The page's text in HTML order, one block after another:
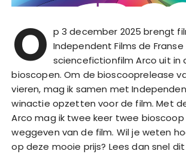
O p 3 december 2025 brengt
Independent Films de
sciencefictionfilm Arco uit in
bioscopen. Om de bioscooprelease
vieren, mag ik samen met
winactie opzetten voor de film. Met
Arco mag ik twee keer twee bioscoop
weggeven van de film. Wil je weten
op deze mooie prijs? Lees dan snel